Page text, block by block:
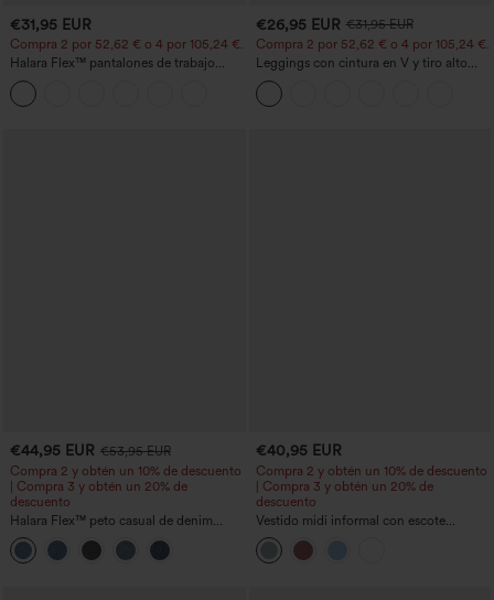
€31,95 EUR
Compra 2 por 52,62 € o 4 por 105,24 €.
Halara Flex™ pantalones de trabajo
cortos de talle alto con bolsillos y
pernera cónica
€26,95 EUR €31,95 EUR
Compra 2 por 52,62 € o 4 por 105,24 €.
Leggings con cintura en V y tiro alto
acampanados
€44,95 EUR €53,95 EUR
Compra 2 y obtén un 10% de descuento
| Compra 3 y obtén un 20% de
descuento
Halara Flex™ peto casual de denim
lavado con escote cuadrado y bolsillos
€40,95 EUR
Compra 2 y obtén un 10% de descuento
| Compra 3 y obtén un 20% de
descuento
Vestido midi informal con escote
redondo, sujetador integrado, sin
mangas y bajo con volantes